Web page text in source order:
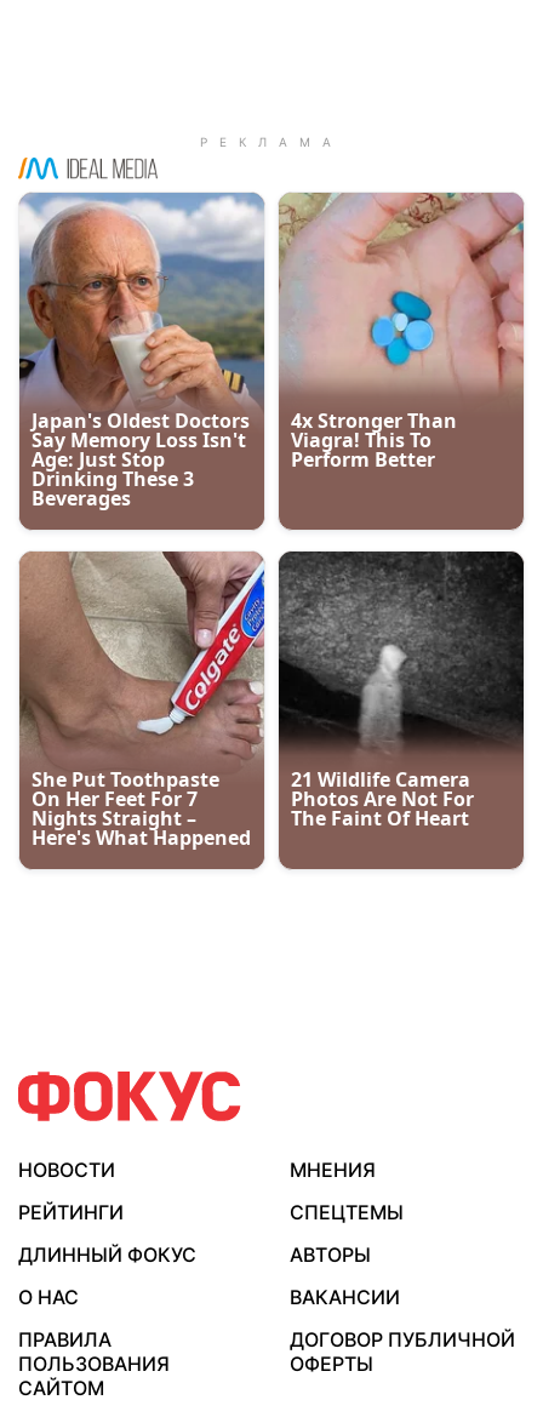
НОВОСТИ
МНЕНИЯ
РЕЙТИНГИ
СПЕЦТЕМЫ
ДЛИННЫЙ ФОКУС
АВТОРЫ
О НАС
ВАКАНСИИ
ПРАВИЛА
ПОЛЬЗОВАНИЯ
САЙТОМ
ДОГОВОР ПУБЛИЧНОЙ
ОФЕРТЫ